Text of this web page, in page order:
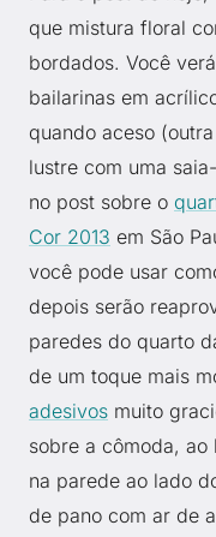
que mistura floral
bordados. Você
bailarinas em
quando aceso
lustre com uma
no post sobre o
Cor 2013 em São
você pode usar
depois serão
paredes do quarto
de um toque mais
adesivos muito
sobre a cômoda,
na parede ao lado
de pano com ar de